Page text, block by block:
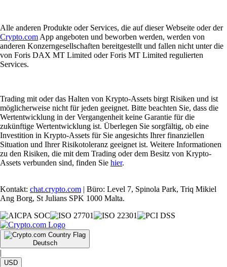
Alle anderen Produkte oder Services, die auf dieser Webseite oder der
Crypto.com App angeboten und beworben werden, werden von
anderen Konzerngesellschaften bereitgestellt und fallen nicht unter die
von Foris DAX MT Limited oder Foris MT Limited regulierten
Services.
Trading mit oder das Halten von Krypto-Assets birgt Risiken und ist
möglicherweise nicht für jeden geeignet. Bitte beachten Sie, dass die
Wertentwicklung in der Vergangenheit keine Garantie für die
zukünftige Wertentwicklung ist. Überlegen Sie sorgfältig, ob eine
Investition in Krypto-Assets für Sie angesichts Ihrer finanziellen
Situation und Ihrer Risikotoleranz geeignet ist. Weitere Informationen
zu den Risiken, die mit dem Trading oder dem Besitz von Krypto-
Assets verbunden sind, finden Sie hier.
Kontakt: chat.crypto.com | Büro: Level 7, Spinola Park, Triq Mikiel
Ang Borg, St Julians SPK 1000 Malta.
Deutsch
|
USD